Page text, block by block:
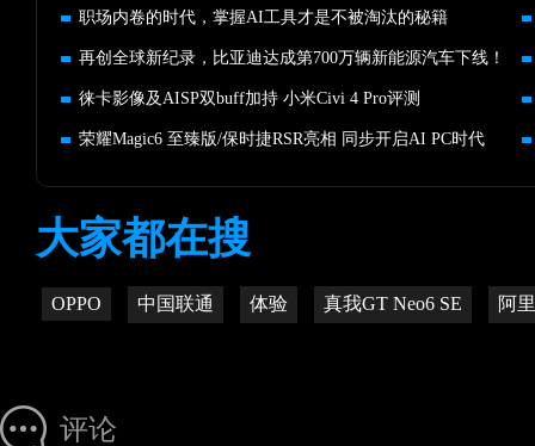
职场内卷的时代，掌握AI工具才是不被淘汰的秘籍
再创全球新纪录，比亚迪达成第700万辆新能源汽车下线！
徕卡影像及AISP双buff加持 小米Civi 4 Pro评测
荣耀Magic6 至臻版/保时捷RSR亮相 同步开启AI PC时代
大家都在搜
OPPO 中国联通 体验 真我GT Neo6 SE 阿
评论